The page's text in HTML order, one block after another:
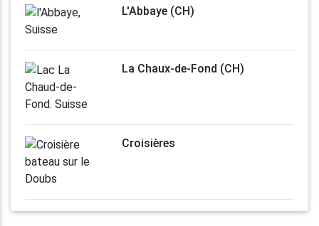
L'Abbaye (CH)
La Chaux-de-Fond (CH)
Croisières